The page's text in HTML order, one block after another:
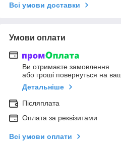
Всі умови доставки
Умови оплати
Ви отримаєте замовлення
або гроші повернуться на
Детальніше
Післяплата
Оплата за реквізитами
Всі умови оплати